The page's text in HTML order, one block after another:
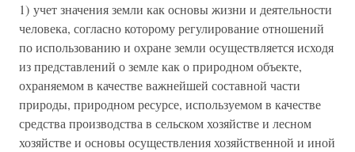
1) учет значения земли как основы жизни и деятельности
человека, согласно которому регулирование отношений
по использованию и охране земли осуществляется исходя
из представлений о земле как о природном объекте,
охраняемом в качестве важнейшей составной части
природы, природном ресурсе, используемом в качестве
средства производства в сельском хозяйстве и лесном
хозяйстве и основы осуществления хозяйственной и иной